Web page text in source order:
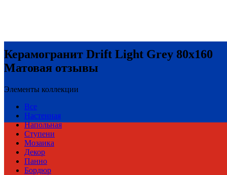
Керамогранит Drift Light Grey 80x160
Матовая отзывы
Элементы коллекции
Все
Настенная
Напольная
Ступени
Мозаика
Декор
Панно
Бордюр